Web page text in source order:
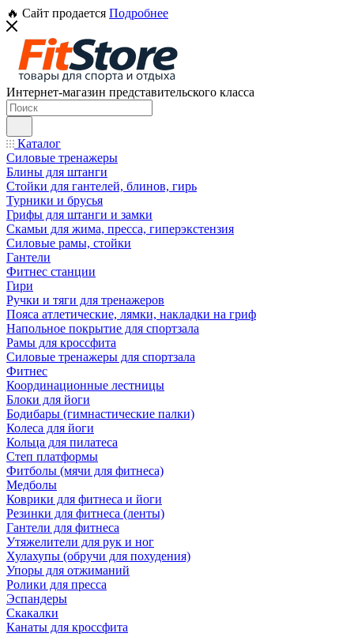
🔥 Сайт продается Подробнее
Интернет-магазин представительского класса
Каталог
Силовые тренажеры
Блины для штанги
Стойки для гантелей, блинов, гирь
Турники и брусья
Грифы для штанги и замки
Скамьи для жима, пресса, гиперэкстензия
Силовые рамы, стойки
Гантели
Фитнес станции
Гири
Ручки и тяги для тренажеров
Пояса атлетические, лямки, накладки на гриф
Напольное покрытие для спортзала
Рамы для кроссфита
Силовые тренажеры для спортзала
Фитнес
Координационные лестницы
Блоки для йоги
Бодибары (гимнастические палки)
Колеса для йоги
Кольца для пилатеса
Степ платформы
Фитболы (мячи для фитнеса)
Медболы
Коврики для фитнеса и йоги
Резинки для фитнеса (ленты)
Гантели для фитнеса
Утяжелители для рук и ног
Хулахупы (обручи для похудения)
Упоры для отжиманий
Ролики для пресса
Эспандеры
Скакалки
Канаты для кроссфита